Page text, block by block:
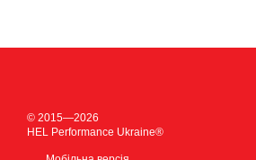
© 2015—2026
HEL Performance Ukraine®